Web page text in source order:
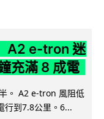
A2 e-tron 迷
充滿 8 成電
。 A2 e-tron 風阻低
行到7.8公里。6...